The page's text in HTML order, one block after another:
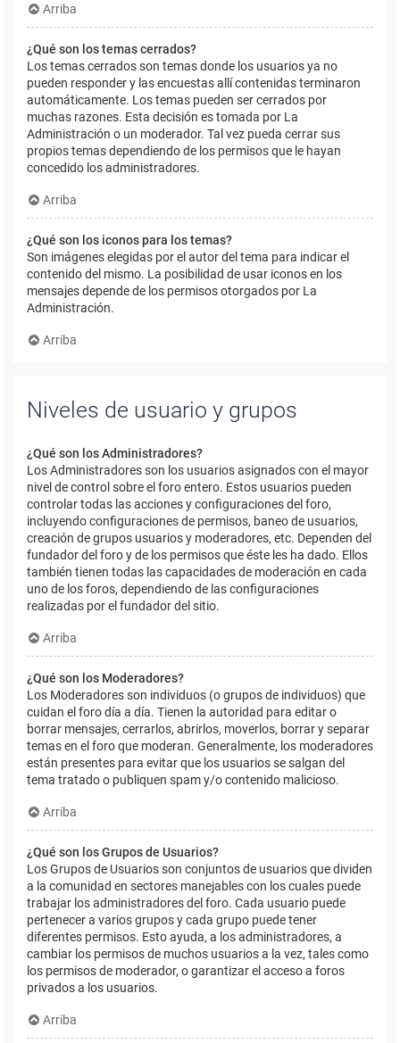
Arriba
¿Qué son los temas cerrados?
Los temas cerrados son temas donde los usuarios ya no
pueden responder y las encuestas allí contenidas terminaron
automáticamente. Los temas pueden ser cerrados por
muchas razones. Esta decisión es tomada por La
Administración o un moderador. Tal vez pueda cerrar sus
propios temas dependiendo de los permisos que le hayan
concedido los administradores.
Arriba
¿Qué son los iconos para los temas?
Son imágenes elegidas por el autor del tema para indicar el
contenido del mismo. La posibilidad de usar iconos en los
mensajes depende de los permisos otorgados por La
Administración.
Arriba
Niveles de usuario y grupos
¿Qué son los Administradores?
Los Administradores son los usuarios asignados con el mayor
nivel de control sobre el foro entero. Estos usuarios pueden
controlar todas las acciones y configuraciones del foro,
incluyendo configuraciones de permisos, baneo de usuarios,
creación de grupos usuarios y moderadores, etc. Dependen del
fundador del foro y de los permisos que éste les ha dado. Ellos
también tienen todas las capacidades de moderación en cada
uno de los foros, dependiendo de las configuraciones
realizadas por el fundador del sitio.
Arriba
¿Qué son los Moderadores?
Los Moderadores son individuos (o grupos de individuos) que
cuidan el foro día a día. Tienen la autoridad para editar o
borrar mensajes, cerrarlos, abrirlos, moverlos, borrar y separar
temas en el foro que moderan. Generalmente, los moderadores
están presentes para evitar que los usuarios se salgan del
tema tratado o publiquen spam y/o contenido malicioso.
Arriba
¿Qué son los Grupos de Usuarios?
Los Grupos de Usuarios son conjuntos de usuarios que dividen
a la comunidad en sectores manejables con los cuales puede
trabajar los administradores del foro. Cada usuario puede
pertenecer a varios grupos y cada grupo puede tener
diferentes permisos. Esto ayuda, a los administradores, a
cambiar los permisos de muchos usuarios a la vez, tales como
los permisos de moderador, o garantizar el acceso a foros
privados a los usuarios.
Arriba